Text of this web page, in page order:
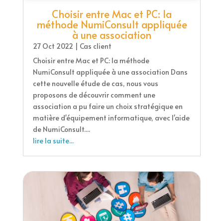
Choisir entre Mac et PC: la
méthode NumiConsult appliquée
à une association
27 Oct 2022
Cas client
Choisir entre Mac et PC: la méthode
NumiConsult appliquée à une association Dans
cette nouvelle étude de cas, nous vous
proposons de découvrir comment une
association a pu faire un choix stratégique en
matière d'équipement informatique, avec l'aide
de NumiConsult....
lire la suite...